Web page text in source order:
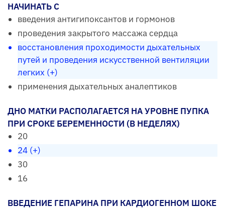
НАЧИНАТЬ С
введения антигипоксантов и гормонов
проведения закрытого массажа сердца
восстановления проходимости дыхательных
путей и проведения искусственной вентиляции
легких (+)
применения дыхательных аналептиков
ДНО МАТКИ РАСПОЛАГАЕТСЯ НА УРОВНЕ ПУПКА
ПРИ СРОКЕ БЕРЕМЕННОСТИ (В НЕДЕЛЯХ)
20
24 (+)
30
16
ВВЕДЕНИЕ ГЕПАРИНА ПРИ КАРДИОГЕННОМ ШОКЕ